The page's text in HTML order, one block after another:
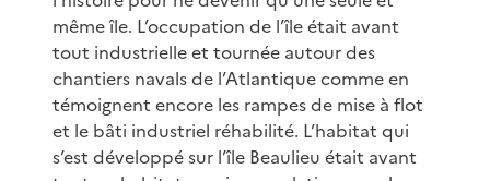
même île. L’occupation de l’île était avant
tout industrielle et tournée autour des
chantiers navals de l’Atlantique comme en
témoignent encore les rampes de mise à flot
et le bâti industriel réhabilité. L’habitat qui
s’est développé sur l’île Beaulieu était avant